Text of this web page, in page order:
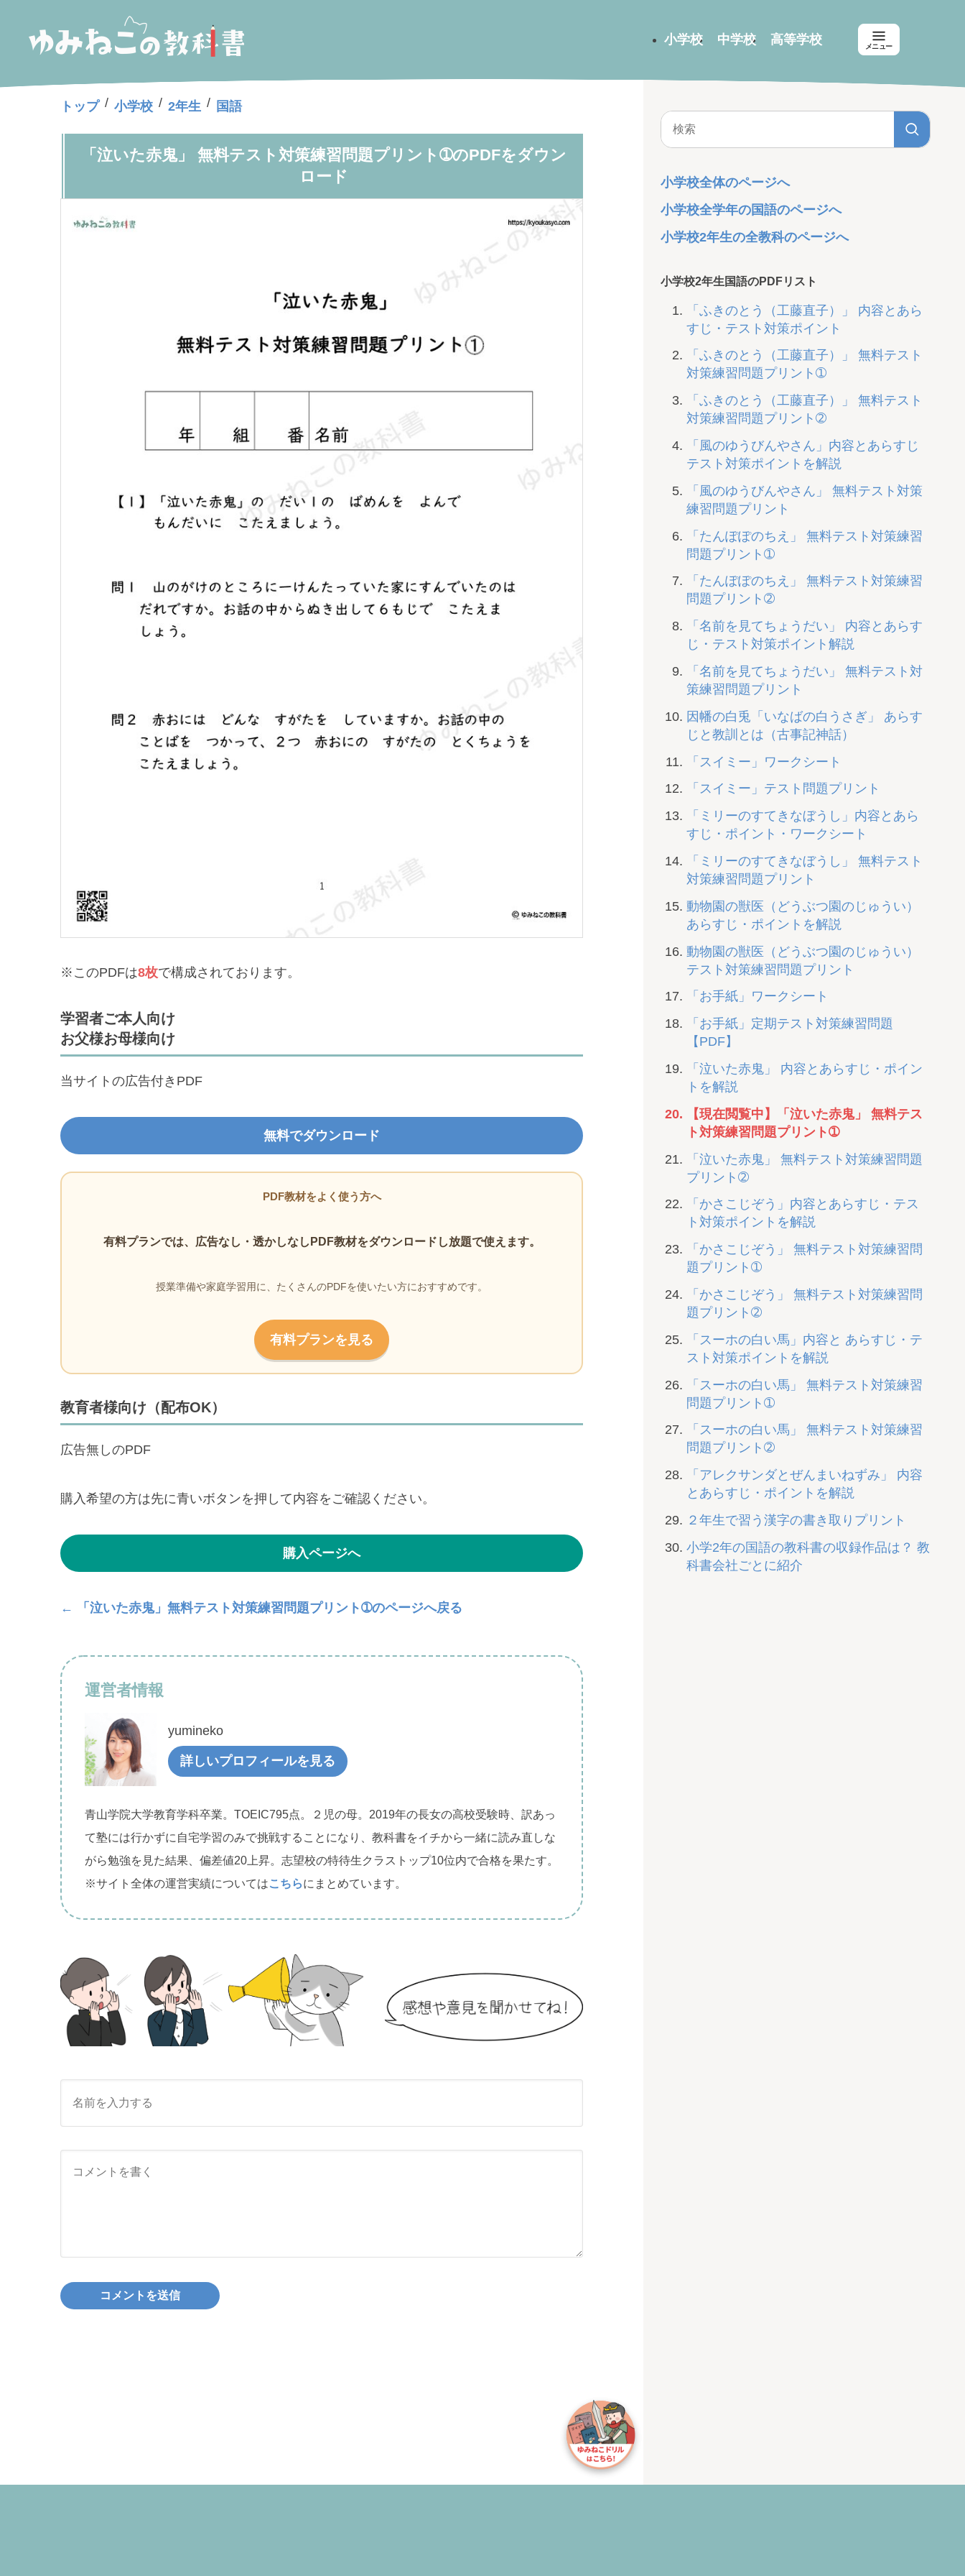
小学校 中学校 高等学校 メニュー
トップ / 小学校 / 2年生 / 国語
「泣いた赤鬼」 無料テスト対策練習問題プリント➀のPDFをダウン
ロード
※このPDFは8枚で構成されております。
学習者ご本人向け
お父様お母様向け
当サイトの広告付きPDF
無料でダウンロード
PDF教材をよく使う方へ
有料プランでは、広告なし・透かしなしPDF教材をダウンロードし放題で使えます。
授業準備や家庭学習用に、たくさんのPDFを使いたい方におすすめです。
有料プランを見る
教育者様向け（配布OK）
広告無しのPDF
購入希望の方は先に青いボタンを押して内容をご確認ください。
購入ページへ
← 「泣いた赤鬼」無料テスト対策練習問題プリント➀のページへ戻る
運営者情報
yumineko
詳しいプロフィールを見る
青山学院大学教育学科卒業。TOEIC795点。２児の母。2019年の長女の高校受験時、訳あっ
て塾には行かずに自宅学習のみで挑戦することになり、教科書をイチから一緒に読み直しな
がら勉強を見た結果、偏差値20上昇。志望校の特待生クラストップ10位内で合格を果たす。
※サイト全体の運営実績についてはこちらにまとめています。
小学校全体のページへ
小学校全学年の国語のページへ
小学校2年生の全教科のページへ
小学校2年生国語のPDFリスト
「ふきのとう（工藤直子）」 内容とあら
すじ・テスト対策ポイント
「ふきのとう（工藤直子）」 無料テスト
対策練習問題プリント➀
「ふきのとう（工藤直子）」 無料テスト
対策練習問題プリント➁
「風のゆうびんやさん」内容とあらすじ
テスト対策ポイントを解説
「風のゆうびんやさん」 無料テスト対策
練習問題プリント
「たんぽぽのちえ」 無料テスト対策練習
問題プリント➀
「たんぽぽのちえ」 無料テスト対策練習
問題プリント➁
「名前を見てちょうだい」 内容とあらす
じ・テスト対策ポイント解説
「名前を見てちょうだい」 無料テスト対
策練習問題プリント
因幡の白兎「いなばの白うさぎ」 あらす
じと教訓とは（古事記神話）
「スイミー」ワークシート
「スイミー」テスト問題プリント
「ミリーのすてきなぼうし」内容とあら
すじ・ポイント・ワークシート
「ミリーのすてきなぼうし」 無料テスト
対策練習問題プリント
動物園の獣医（どうぶつ園のじゅうい）
あらすじ・ポイントを解説
動物園の獣医（どうぶつ園のじゅうい）
テスト対策練習問題プリント
「お手紙」ワークシート
「お手紙」定期テスト対策練習問題
【PDF】
「泣いた赤鬼」 内容とあらすじ・ポイン
トを解説
【現在閲覧中】「泣いた赤鬼」 無料テス
ト対策練習問題プリント➀
「泣いた赤鬼」 無料テスト対策練習問題
プリント➁
「かさこじぞう」内容とあらすじ・テス
ト対策ポイントを解説
「かさこじぞう」 無料テスト対策練習問
題プリント➀
「かさこじぞう」 無料テスト対策練習問
題プリント➁
「スーホの白い馬」内容と あらすじ・テ
スト対策ポイントを解説
「スーホの白い馬」 無料テスト対策練習
問題プリント➀
「スーホの白い馬」 無料テスト対策練習
問題プリント➁
「アレクサンダとぜんまいねずみ」 内容
とあらすじ・ポイントを解説
２年生で習う漢字の書き取りプリント
小学2年の国語の教科書の収録作品は？ 教
科書会社ごとに紹介